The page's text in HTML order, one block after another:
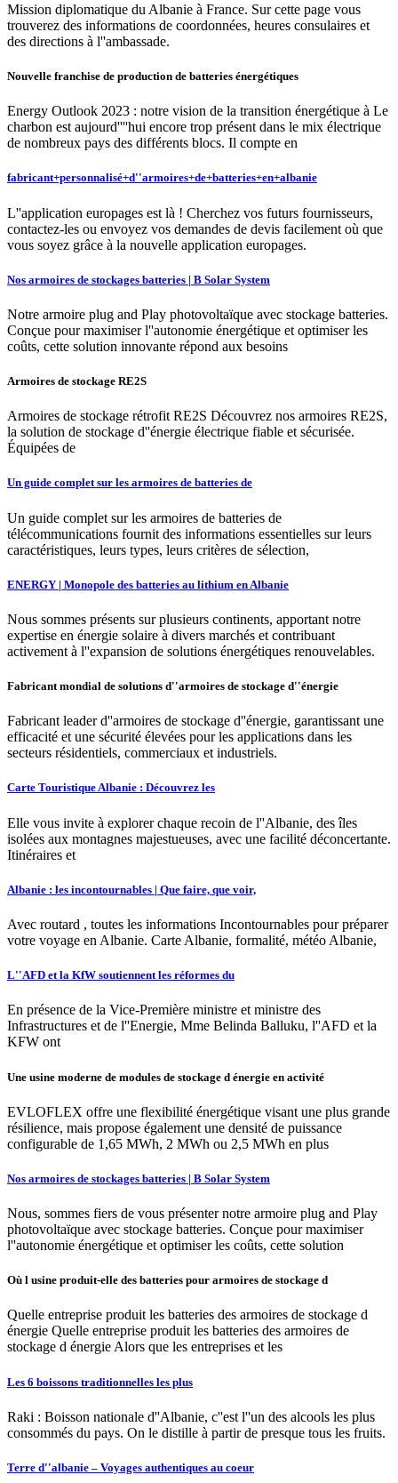
Mission diplomatique du Albanie à France. Sur cette page vous
trouverez des informations de coordonnées, heures consulaires et
des directions à l''ambassade.
Nouvelle franchise de production de batteries énergétiques
Energy Outlook 2023 : notre vision de la transition énergétique à Le
charbon est aujourd''''hui encore trop présent dans le mix électrique
de nombreux pays des différents blocs. Il compte en
fabricant+personnalisé+d''armoires+de+batteries+en+albanie
L''application europages est là ! Cherchez vos futurs fournisseurs,
contactez-les ou envoyez vos demandes de devis facilement où que
vous soyez grâce à la nouvelle application europages.
Nos armoires de stockages batteries | B Solar System
Notre armoire plug and Play photovoltaïque avec stockage batteries.
Conçue pour maximiser l''autonomie énergétique et optimiser les
coûts, cette solution innovante répond aux besoins
Armoires de stockage RE2S
Armoires de stockage rétrofit RE2S Découvrez nos armoires RE2S,
la solution de stockage d''énergie électrique fiable et sécurisée.
Équipées de
Un guide complet sur les armoires de batteries de
Un guide complet sur les armoires de batteries de
télécommunications fournit des informations essentielles sur leurs
caractéristiques, leurs types, leurs critères de sélection,
ENERGY | Monopole des batteries au lithium en Albanie
Nous sommes présents sur plusieurs continents, apportant notre
expertise en énergie solaire à divers marchés et contribuant
activement à l''expansion de solutions énergétiques renouvelables.
Fabricant mondial de solutions d''armoires de stockage d''énergie
Fabricant leader d''armoires de stockage d''énergie, garantissant une
efficacité et une sécurité élevées pour les applications dans les
secteurs résidentiels, commerciaux et industriels.
Carte Touristique Albanie : Découvrez les
Elle vous invite à explorer chaque recoin de l''Albanie, des îles
isolées aux montagnes majestueuses, avec une facilité déconcertante.
Itinéraires et
Albanie : les incontournables | Que faire, que voir,
Avec routard , toutes les informations Incontournables pour préparer
votre voyage en Albanie. Carte Albanie, formalité, météo Albanie,
L''AFD et la KfW soutiennent les réformes du
En présence de la Vice-Première ministre et ministre des
Infrastructures et de l''Energie, Mme Belinda Balluku, l''AFD et la
KFW ont
Une usine moderne de modules de stockage d énergie en activité
EVLOFLEX offre une flexibilité énergétique visant une plus grande
résilience, mais propose également une densité de puissance
configurable de 1,65 MWh, 2 MWh ou 2,5 MWh en plus
Nos armoires de stockages batteries | B Solar System
Nous, sommes fiers de vous présenter notre armoire plug and Play
photovoltaïque avec stockage batteries. Conçue pour maximiser
l''autonomie énergétique et optimiser les coûts, cette solution
Où l usine produit-elle des batteries pour armoires de stockage d
Quelle entreprise produit les batteries des armoires de stockage d
énergie Quelle entreprise produit les batteries des armoires de
stockage d énergie Alors que les entreprises et les
Les 6 boissons traditionnelles les plus
Raki : Boisson nationale d''Albanie, c''est l''un des alcools les plus
consommés du pays. On le distille à partir de presque tous les fruits.
Terre d''albanie – Voyages authentiques au coeur